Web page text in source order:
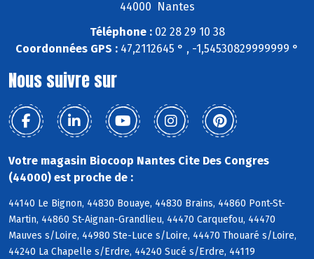
44000 Nantes
Téléphone :02 28 29 10 38
Coordonnées GPS : 47,2112645 ° , -1,54530829999999 °
Nous suivre sur
Votre magasin Biocoop Nantes Cite Des Congres
(44000) est proche de :
44140 Le Bignon, 44830 Bouaye, 44830 Brains, 44860 Pont-St-
Martin, 44860 St-Aignan-Grandlieu, 44470 Carquefou, 44470
Mauves s/Loire, 44980 Ste-Luce s/Loire, 44470 Thouaré s/Loire,
44240 La Chapelle s/Erdre, 44240 Sucé s/Erdre, 44119